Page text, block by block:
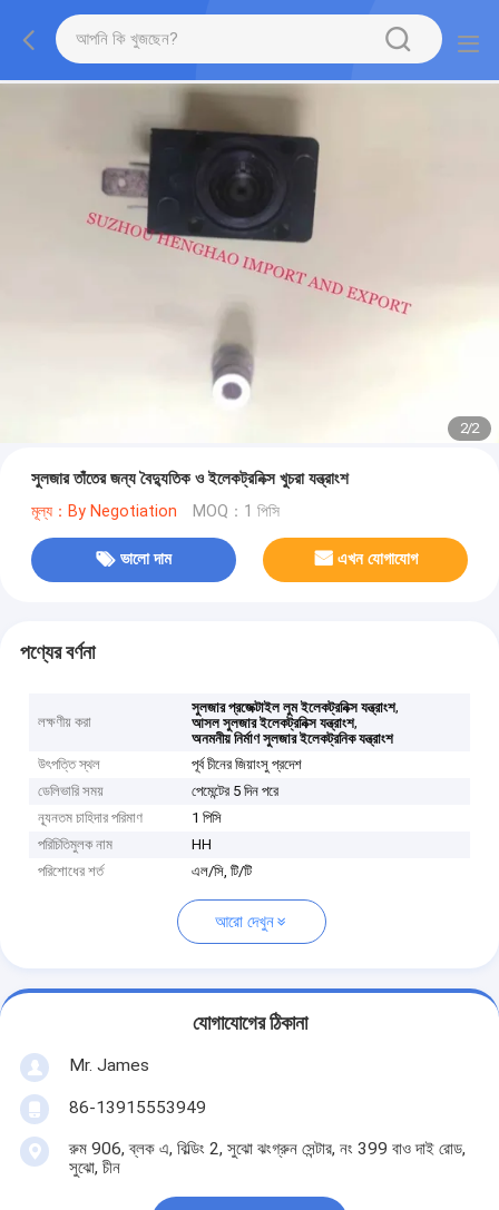
2/2
সুলজার তাঁতের জন্য বৈদ্যুতিক ও ইলেকট্রনিক্স খুচরা যন্ত্রাংশ
মূল্য：By Negotiation MOQ：1 পিসি
ভালো দাম এখন যোগাযোগ
পণ্যের বর্ণনা
লক্ষণীয় করা
সুলজার প্রজেক্টাইল লুম ইলেকট্রনিক্স যন্ত্রাংশ,
আসল সুলজার ইলেকট্রনিক্স যন্ত্রাংশ,
অনমনীয় নির্মাণ সুলজার ইলেকট্রনিক যন্ত্রাংশ
উৎপত্তি স্থল
পূর্ব চীনের জিয়াংসু প্রদেশ
ডেলিভারি সময়
পেমেন্টের 5 দিন পরে
ন্যূনতম চাহিদার পরিমাণ
1 পিসি
পরিচিতিমুলক নাম
HH
পরিশোধের শর্ত
এল/সি, টি/টি
আরো দেখুন
যোগাযোগের ঠিকানা
Mr. James
86-13915553949
রুম 906, ব্লক এ, বিল্ডিং 2, সুঝো ঝংগ্রুন সেন্টার, নং 399 বাও দাই রোড,
সুঝো, চীন